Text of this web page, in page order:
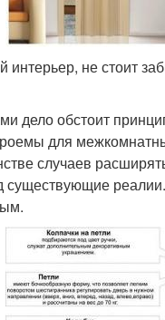
не стоит
дело обстоит
для
случаев
существующие